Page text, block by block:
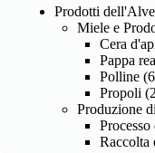
Prodotti
Miele e
Cera
Pappa
Polline
Propoli
Produzione
Raccolta